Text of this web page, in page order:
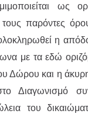
ως
παρόντες
η
με τα εδώ
Δώρου και η
Διαγωνισμό
του